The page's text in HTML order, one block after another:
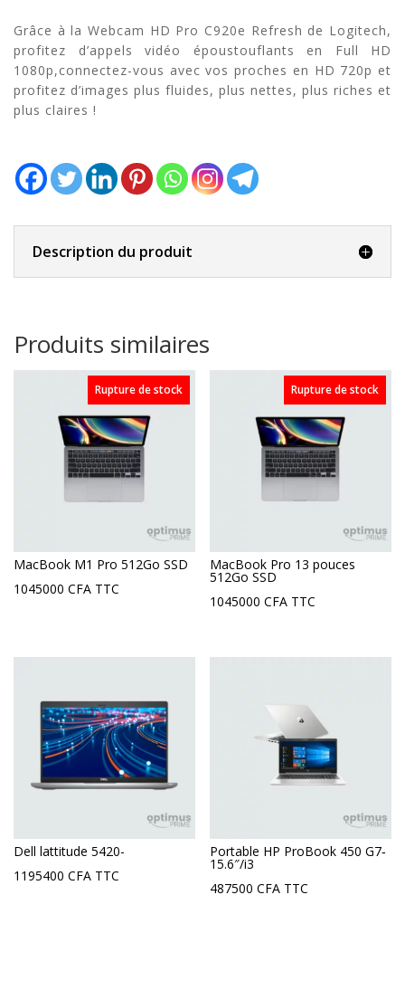
Grâce à la Webcam HD Pro C920e Refresh de Logitech,
profitez d’appels vidéo époustouflants en Full HD
1080p,connectez-vous avec vos proches en HD 720p et
profitez d’images plus fluides, plus nettes, plus riches et
plus claires !
Description du produit
Produits similaires
Rupture de stock
MacBook M1 Pro 512Go SSD
1045000 CFA TTC
Rupture de stock
MacBook Pro 13 pouces
512Go SSD
1045000CFA TTC
Dell lattitude 5420-
1195400 CFA TTC
Portable HP ProBook 450 G7‐
15.6″/i3
487500CFA TTC